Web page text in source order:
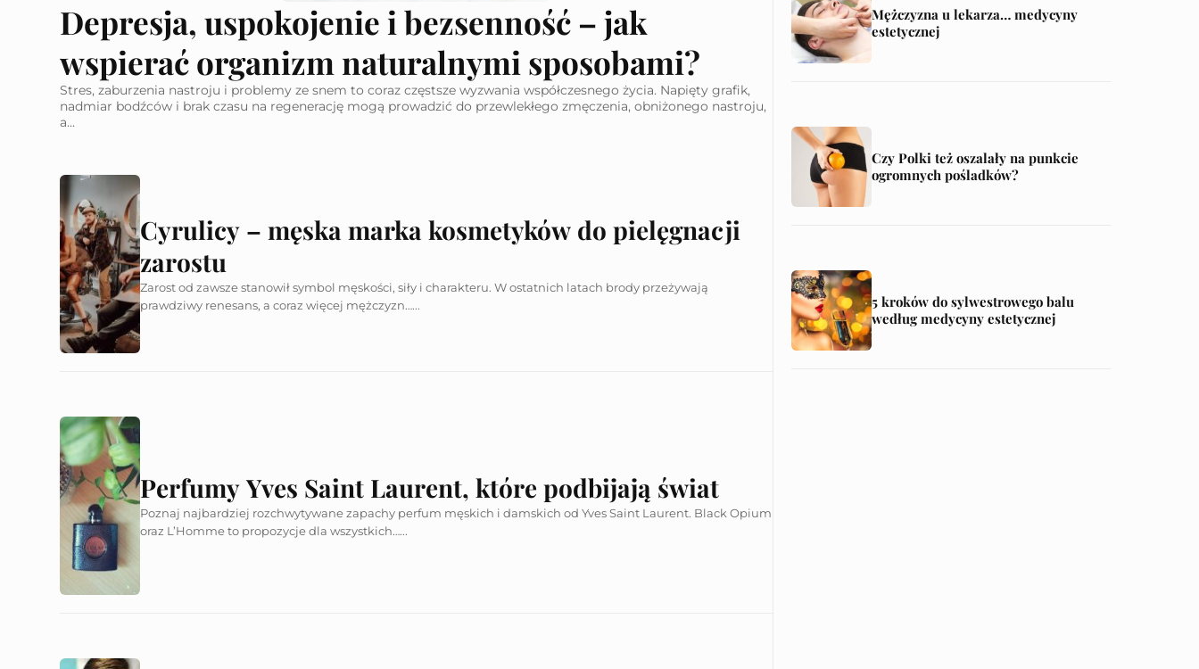
Depresja, uspokojenie i bezsenność – jak
wspierać organizm naturalnymi sposobami?
Stres, zaburzenia nastroju i problemy ze snem to coraz częstsze wyzwania współczesnego życia. Napięty grafik,
nadmiar bodźców i brak czasu na regenerację mogą prowadzić do przewlekłego zmęczenia, obniżonego nastroju,
a...
Cyrulicy – męska marka kosmetyków do pielęgnacji
zarostu
Zarost od zawsze stanowił symbol męskości, siły i charakteru. W ostatnich latach brody przeżywają
prawdziwy renesans, a coraz więcej mężczyzn…...
Perfumy Yves Saint Laurent, które podbijają świat
Poznaj najbardziej rozchwytywane zapachy perfum męskich i damskich od Yves Saint Laurent. Black Opium
oraz L’Homme to propozycje dla wszystkich…...
Mężczyzna u lekarza… medycyny
estetycznej
Czy Polki też oszalały na punkcie
ogromnych pośladków?
5 kroków do sylwestrowego balu
według medycyny estetycznej